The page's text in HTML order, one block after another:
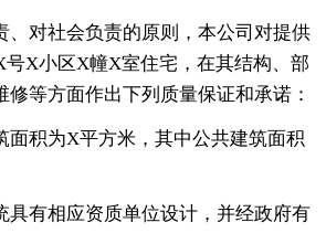
、对社会负责的原则，本公司对提供
X小区X幢X室住宅，在其结构、部
等方面作出下列质量保证和承诺：
面积为X平方米，其中公共建筑面积
具有相应资质单位设计，并经政府有